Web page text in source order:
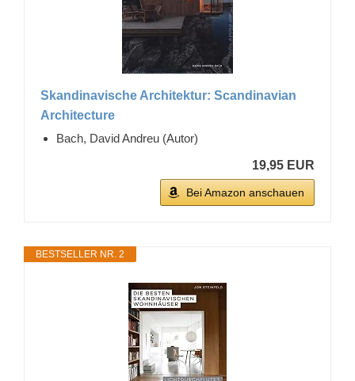
Skandinavische Architektur: Scandinavian
Architecture
Bach, David Andreu (Autor)
19,95 EUR
Bei Amazon anschauen
BESTSELLER NR. 2